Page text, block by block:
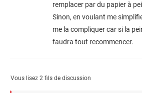
remplacer par du papier à
Sinon, en voulant me
me la compliquer car si la
faudra tout recommencer.
Vous lisez 2 fils de discussion